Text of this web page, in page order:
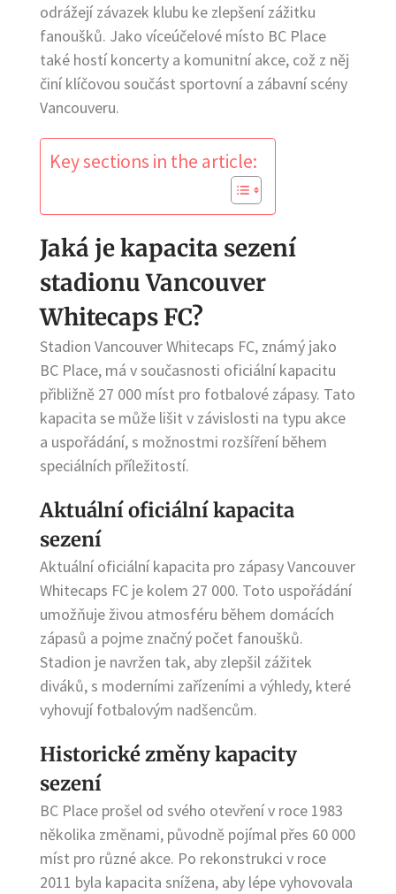
odrážejí závazek klubu ke zlepšení zážitku
fanoušků. Jako víceúčelové místo BC Place
také hostí koncerty a komunitní akce, což z něj
činí klíčovou součást sportovní a zábavní scény
Vancouveru.
Key sections in the article:
Jaká je kapacita sezení
stadionu Vancouver
Whitecaps FC?
Stadion Vancouver Whitecaps FC, známý jako
BC Place, má v současnosti oficiální kapacitu
přibližně 27 000 míst pro fotbalové zápasy. Tato
kapacita se může lišit v závislosti na typu akce
a uspořádání, s možnostmi rozšíření během
speciálních příležitostí.
Aktuální oficiální kapacita
sezení
Aktuální oficiální kapacita pro zápasy Vancouver
Whitecaps FC je kolem 27 000. Toto uspořádání
umožňuje živou atmosféru během domácích
zápasů a pojme značný počet fanoušků.
Stadion je navržen tak, aby zlepšil zážitek
diváků, s moderními zařízeními a výhledy, které
vyhovují fotbalovým nadšencům.
Historické změny kapacity
sezení
BC Place prošel od svého otevření v roce 1983
několika změnami, původně pojímal přes 60 000
míst pro různé akce. Po rekonstrukci v roce
2011 byla kapacita snížena, aby lépe vyhovovala